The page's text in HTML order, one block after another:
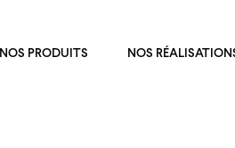
NOS PRODUITS NOS